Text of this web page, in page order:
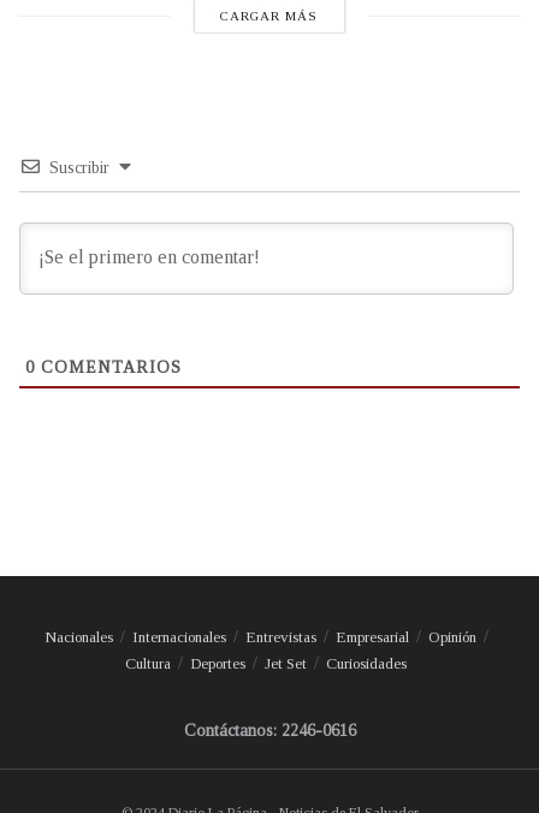
CARGAR MÁS
Suscribir
0 COMENTARIOS
Nacionales Internacionales Entrevistas Empresarial
Opinión
Cultura
Deportes Jet Set Curiosidades
Contáctanos: 2246-0616